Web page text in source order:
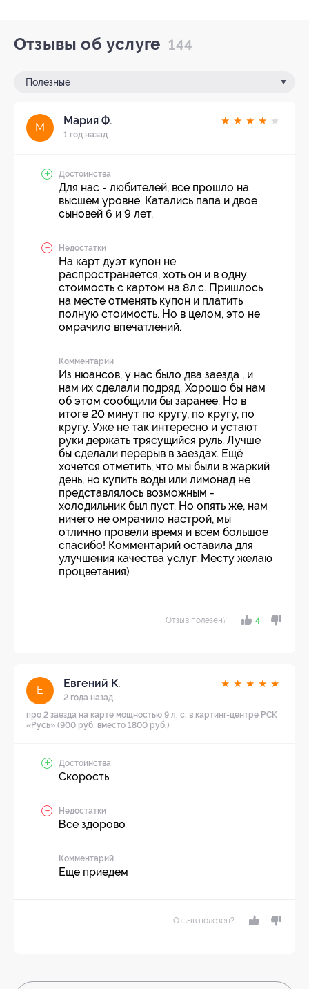
Отзывы об услуге 144
Полезные
М
Мария Ф.
1 год назад
★ ★ ★ ★ ★
Достоинства
Для нас - любителей, все прошло на
высшем уровне. Катались папа и двое
сыновей 6 и 9 лет.
Недостатки
На карт дуэт купон не
распространяется, хоть он и в одну
стоимость с картом на 8л.с. Пришлось
на месте отменять купон и платить
полную стоимость. Но в целом, это не
омрачило впечатлений.
Комментарий
Из нюансов, у нас было два заезда , и
нам их сделали подряд. Хорошо бы нам
об этом сообщили бы заранее. Но в
итоге 20 минут по кругу, по кругу, по
кругу. Уже не так интересно и устают
руки держать трясущийся руль. Лучше
бы сделали перерыв в заездах. Ещё
хочется отметить, что мы были в жаркий
день, но купить воды или лимонад не
представлялось возможным -
холодильник был пуст. Но опять же, нам
ничего не омрачило настрой, мы
отлично провели время и всем большое
спасибо! Комментарий оставила для
улучшения качества услуг. Месту желаю
процветания)
Отзыв полезен? 4
Е
Евгений К.
2 года назад
★ ★ ★ ★ ★
про 2 заезда на карте мощностью 9 л. с. в картинг-центре РСК
«Русь» (900 руб. вместо 1800 руб.)
Достоинства
Скорость
Недостатки
Все здорово
Комментарий
Еще приедем
Отзыв полезен?